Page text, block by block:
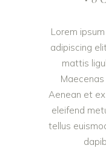
Lorem
adipiscing
mattis
Aenean et
eleifend
tellus